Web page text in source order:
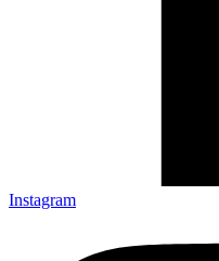
Instagram